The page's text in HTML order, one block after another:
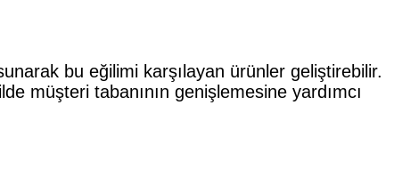
bu eğilimi karşılayan ürünler geliştirebilir.
müşteri tabanının genişlemesine yardımcı